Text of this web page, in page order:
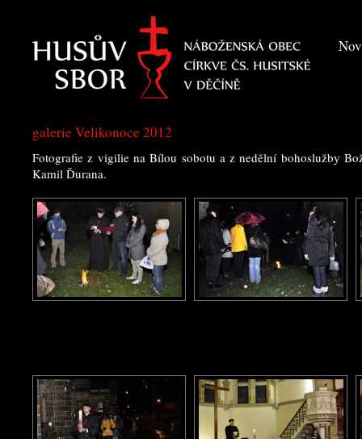
galerie Velikonoce 2012
Fotografie z vigilie na Bílou sobotu a z nedělní bohoslužby
Kamil Ďurana.